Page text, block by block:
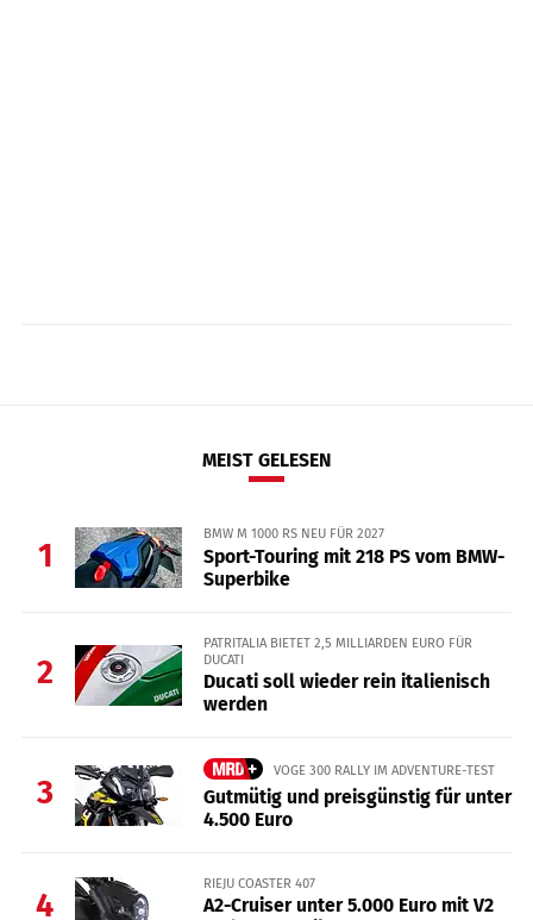
MEIST GELESEN
1
BMW M 1000 RS NEU FÜR 2027
Sport-Touring mit 218 PS vom BMW-
Superbike
2
PATRITALIA BIETET 2,5 MILLIARDEN EURO FÜR
DUCATI
Ducati soll wieder rein italienisch
werden
3
VOGE 300 RALLY IM ADVENTURE-TEST
Gutmütig und preisgünstig für unter
4.500 Euro
4
RIEJU COASTER 407
A2-Cruiser unter 5.000 Euro mit V2